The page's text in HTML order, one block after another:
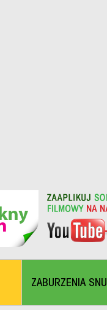
ZABURZENIA SNU